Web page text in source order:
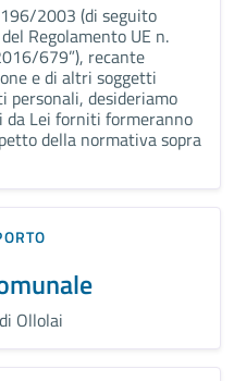
196/2003 (di seguito
Regolamento UE n.
679”), recante
e di altri soggetti
desideriamo
da Lei forniti formeranno
della normativa sopra
Ollolai